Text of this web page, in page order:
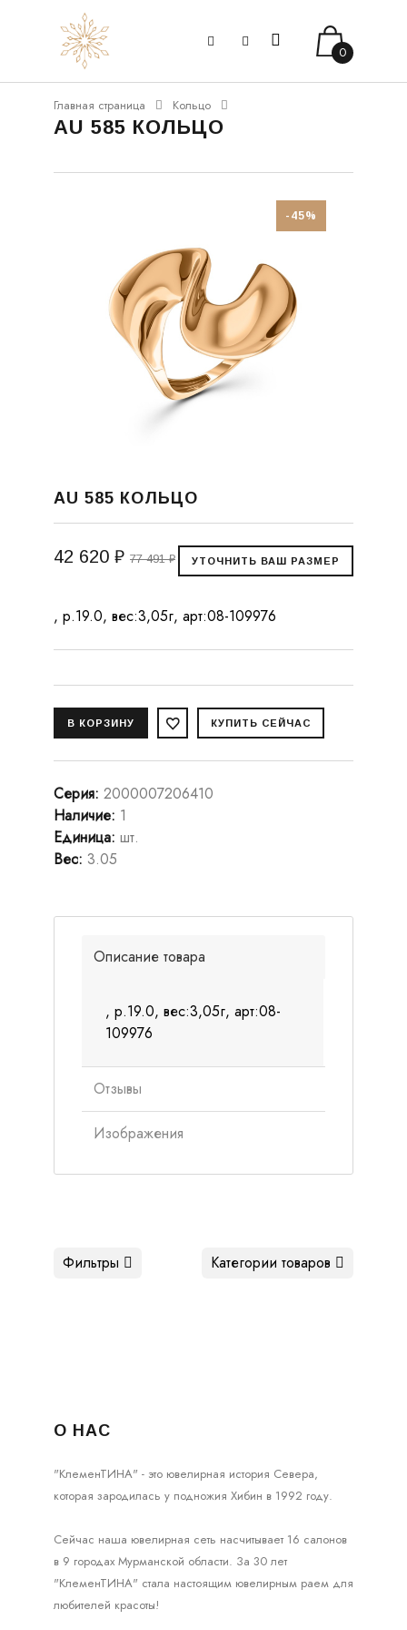
0
Главная страница Кольцо
AU 585 КОЛЬЦО
-45%
AU 585 КОЛЬЦО
42 620 ₽ 77 491 ₽
, р.19.0, вес:3,05г, арт:08-109976
Серия: 2000007206410
Наличие: 1
Единица: шт.
Вес: 3.05
Описание товара
, р.19.0, вес:3,05г, арт:08-
109976
Отзывы
Изображения
Категории товаров
Фильтры
О НАС
"КлеменТИНА" - это ювелирная история Севера,
которая зародилась у подножия Хибин в 1992 году.
Сейчас наша ювелирная сеть насчитывает 16 салонов
в 9 городах Мурманской области. За 30 лет
"КлеменТИНА" стала настоящим ювелирным раем для
любителей красоты!